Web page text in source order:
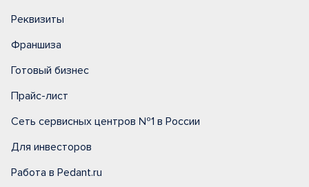
Реквизиты
Франшиза
Готовый бизнес
Прайс-лист
Сеть сервисных центров №1 в России
Для инвесторов
Работа в Pedant.ru